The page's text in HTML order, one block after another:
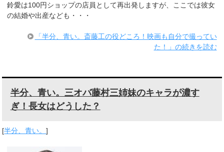
鈴愛は100円ショップの店員として再出発しますが、ここでは彼女
の結婚や出産なども・・・
「半分、青い。斎藤工の役どころ！映画も自分で撮ってい
た！」の続きを読む
半分、青い。三オバ藤村三姉妹のキャラが濃す
ぎ！長女はどうした？
[半分、青い。]